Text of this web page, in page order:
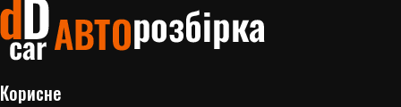
Корисне